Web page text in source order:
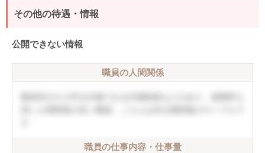
その他の待遇・情報
公開できない情報
職員の人間関係
職員の仕事内容・仕事量